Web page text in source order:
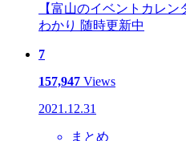
【富山のイベントカレ
わかり 随時更新中
7
157,947 Views
2021.12.31
まとめ